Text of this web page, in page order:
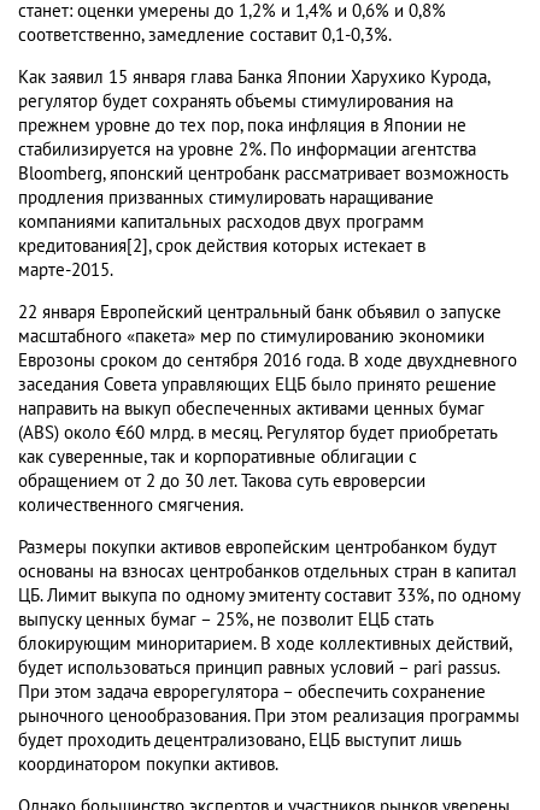
станет: оценки умерены до 1,2% и 1,4% и 0,6% и 0,8%
соответственно, замедление составит 0,1-0,3%.
Как заявил 15 января глава Банка Японии Харухико Курода,
регулятор будет сохранять объемы стимулирования на
прежнем уровне до тех пор, пока инфляция в Японии не
стабилизируется на уровне 2%. По информации агентства
Bloomberg, японский центробанк рассматривает возможность
продления призванных стимулировать наращивание
компаниями капитальных расходов двух программ
кредитования[2], срок действия которых истекает в
марте-2015.
22 января Европейский центральный банк объявил о запуске
масштабного «пакета» мер по стимулированию экономики
Еврозоны сроком до сентября 2016 года. В ходе двухдневного
заседания Совета управляющих ЕЦБ было принято решение
направить на выкуп обеспеченных активами ценных бумаг
(ABS) около €60 млрд. в месяц. Регулятор будет приобретать
как суверенные, так и корпоративные облигации с
обращением от 2 до 30 лет. Такова суть евроверсии
количественного смягчения.
Размеры покупки активов европейским центробанком будут
основаны на взносах центробанков отдельных стран в капитал
ЦБ. Лимит выкупа по одному эмитенту составит 33%, по одному
выпуску ценных бумаг – 25%, не позволит ЕЦБ стать
блокирующим миноритарием. В ходе коллективных действий,
будет использоваться принцип равных условий – pari passus.
При этом задача еврорегулятора – обеспечить сохранение
рыночного ценообразования. При этом реализация программы
будет проходить децентрализовано, ЕЦБ выступит лишь
координатором покупки активов.